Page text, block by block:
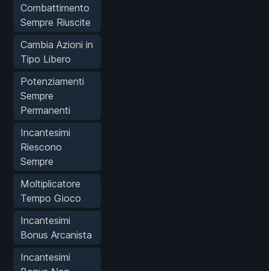
Combattimento
Sempre Riuscite
Cambia Azioni in
Tipo Libero
Potenziamenti
Sempre
Permanenti
Incantesimi
Riescono
Sempre
Moltiplicatore
Tempo Gioco
Incantesimi
Bonus Arcanista
Incantesimi